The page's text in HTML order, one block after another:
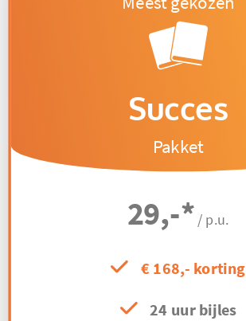
Succes
Pakket
29,-* / p.u.
€ 168,- korting
24 uur bijles